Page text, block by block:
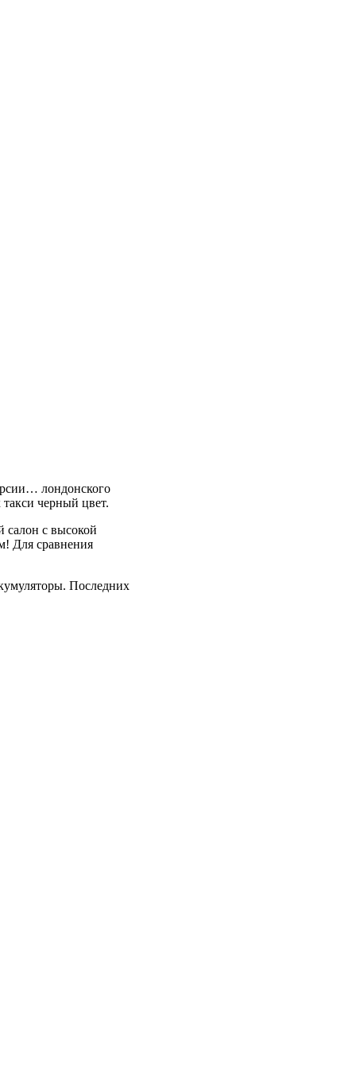
лондонского
черный цвет.
салон с высокой
Для сравнения
Последних